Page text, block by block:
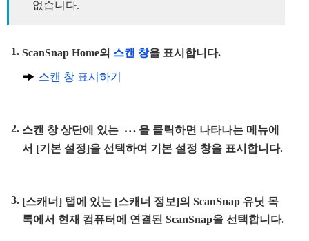
없습니다.
ScanSnap Home의 스캔 창을 표시합니다.
스캔 창 표시하기
스캔 창 상단에 있는
을 클릭하면 나타나는 메뉴에
서 [기본 설정]을 선택하여 기본 설정 창을 표시합니다.
[스캐너] 탭에 있는 [스캐너 정보]의 ScanSnap 유닛 목
록에서 현재 컴퓨터에 연결된 ScanSnap을 선택합니다.